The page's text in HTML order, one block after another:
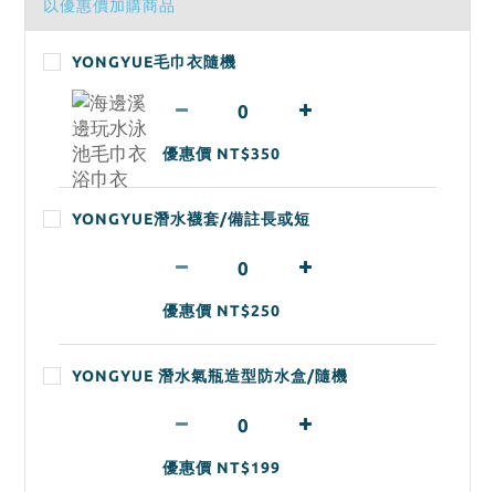
以優惠價加購商品
YONGYUE毛巾衣隨機
優惠價 NT$350
YONGYUE潛水襪套/備註長或短
優惠價 NT$250
YONGYUE 潛水氣瓶造型防水盒/隨機
優惠價 NT$199